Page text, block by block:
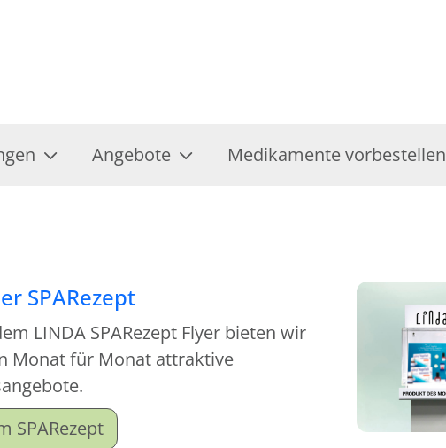
Angebote Medikamente vorbestellen
SPARezept
LINDA SPARezept Flyer bieten wir
Monat für Monat attraktive
SPARezept